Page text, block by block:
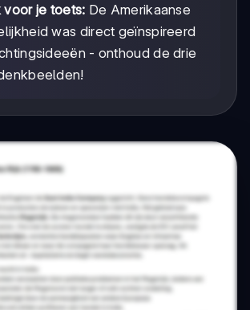
voor je toets: De Amerikaanse
was direct geïnspireerd
- onthoud de drie